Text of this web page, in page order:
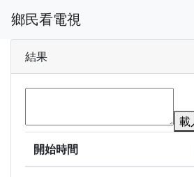
鄉民看電視
結果
載
開始時間